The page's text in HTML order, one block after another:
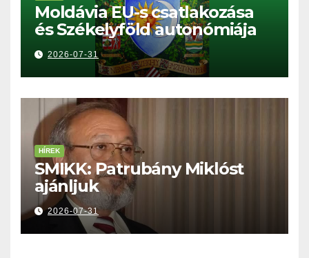
Moldávia EU-s csatlakozása
és Székelyföld autonómiája
2026-07-31
HÍREK
SMIKK: Patrubány Miklóst
ajánljuk
2026-07-31